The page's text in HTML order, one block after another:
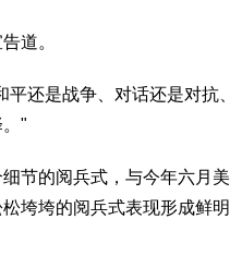
道。
还是战争、对话还是对抗、
"
节的阅兵式，与今年六月美
垮垮的阅兵式表现形成鲜明